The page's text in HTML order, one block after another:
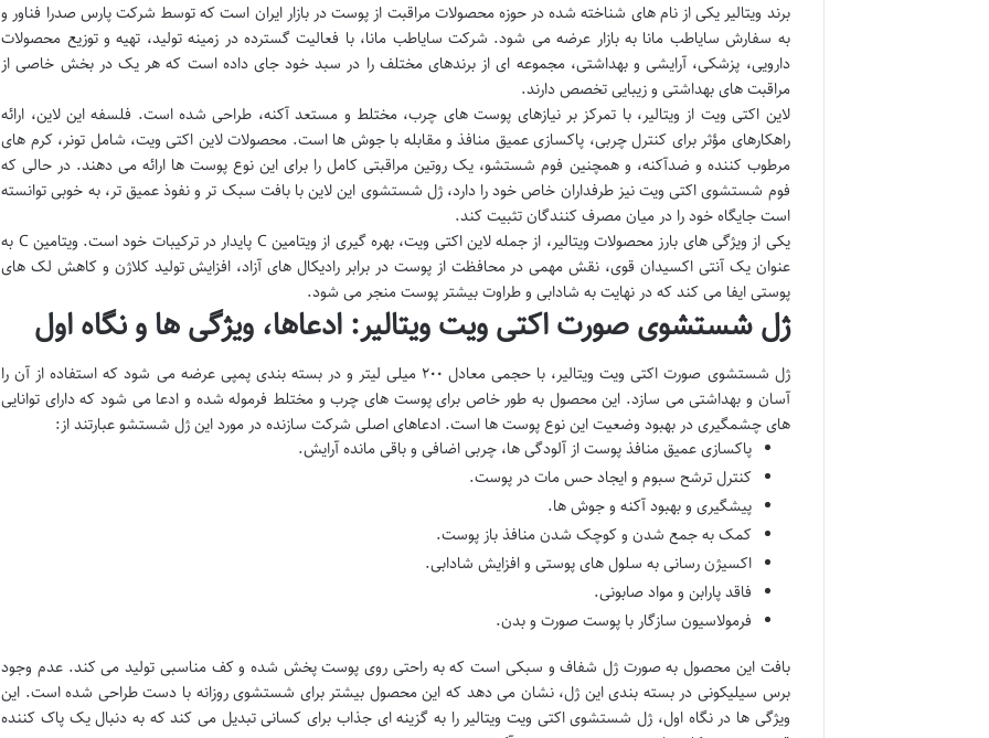
برند ویتالیر یکی از نام های شناخته شده در حوزه محصولات مراقبت از پوست در بازار ایران است که توسط شرکت پارس صدرا فناور و
به سفارش سایاطب مانا به بازار عرضه می شود. شرکت سایاطب مانا، با فعالیت گسترده در زمینه تولید، تهیه و توزیع محصولات
دارویی، پزشکی، آرایشی و بهداشتی، مجموعه ای از برندهای مختلف را در سبد خود جای داده است که هر یک در بخش خاصی از
مراقبت های بهداشتی و زیبایی تخصص دارند.
لاین اکتی ویت از ویتالیر، با تمرکز بر نیازهای پوست های چرب، مختلط و مستعد آکنه، طراحی شده است. فلسفه این لاین، ارائه
راهکارهای مؤثر برای کنترل چربی، پاکسازی عمیق منافذ و مقابله با جوش ها است. محصولات لاین اکتی ویت، شامل تونر، کرم های
مرطوب کننده و ضدآکنه، و همچنین فوم شستشو، یک روتین مراقبتی کامل را برای این نوع پوست ها ارائه می دهند. در حالی که
فوم شستشوی اکتی ویت نیز طرفداران خاص خود را دارد، ژل شستشوی این لاین با بافت سبک تر و نفوذ عمیق تر، به خوبی توانسته
است جایگاه خود را در میان مصرف کنندگان تثبیت کند.
یکی از ویژگی های بارز محصولات ویتالیر، از جمله لاین اکتی ویت، بهره گیری از ویتامین C پایدار در ترکیبات خود است. ویتامین C به
عنوان یک آنتی اکسیدان قوی، نقش مهمی در محافظت از پوست در برابر رادیکال های آزاد، افزایش تولید کلاژن و کاهش لک های
پوستی ایفا می کند که در نهایت به شادابی و طراوت بیشتر پوست منجر می شود.
ژل شستشوی صورت اکتی ویت ویتالیر: ادعاها، ویژگی ها و نگاه اول
ژل شستشوی صورت اکتی ویت ویتالیر، با حجمی معادل ۲۰۰ میلی لیتر و در بسته بندی پمپی عرضه می شود که استفاده از آن را
آسان و بهداشتی می سازد. این محصول به طور خاص برای پوست های چرب و مختلط فرموله شده و ادعا می شود که دارای توانایی
های چشمگیری در بهبود وضعیت این نوع پوست ها است. ادعاهای اصلی شرکت سازنده در مورد این ژل شستشو عبارتند از:
پاکسازی عمیق منافذ پوست از آلودگی ها، چربی اضافی و باقی مانده آرایش.
کنترل ترشح سبوم و ایجاد حس مات در پوست.
پیشگیری و بهبود آکنه و جوش ها.
کمک به جمع شدن و کوچک شدن منافذ باز پوست.
اکسیژن رسانی به سلول های پوستی و افزایش شادابی.
فاقد پارابن و مواد صابونی.
فرمولاسیون سازگار با پوست صورت و بدن.
بافت این محصول به صورت ژل شفاف و سبکی است که به راحتی روی پوست پخش شده و کف مناسبی تولید می کند. عدم وجود
برس سیلیکونی در بسته بندی این ژل، نشان می دهد که این محصول بیشتر برای شستشوی روزانه با دست طراحی شده است. این
ویژگی ها در نگاه اول، ژل شستشوی اکتی ویت ویتالیر را به گزینه ای جذاب برای کسانی تبدیل می کند که به دنبال یک پاک کننده